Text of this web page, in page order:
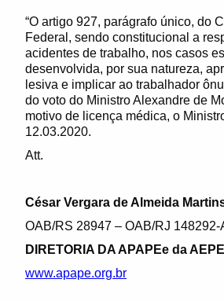
“O artigo 927, parágrafo único, do
Federal, sendo constitucional a
acidentes de trabalho, nos casos
desenvolvida, por sua natureza,
lesiva e implicar ao trabalhador
do voto do Ministro Alexandre de
motivo de licença médica, o
12.03.2020.
Att.
César Vergara de Almeida
OAB/RS 28947 – OAB/RJ 148292-
DIRETORIA DA APAPEe da
www.apape.org.br